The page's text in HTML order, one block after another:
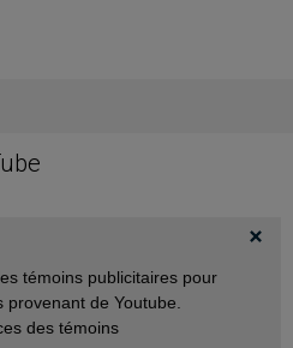
témoins publicitaires pour
de Youtube.
des témoins